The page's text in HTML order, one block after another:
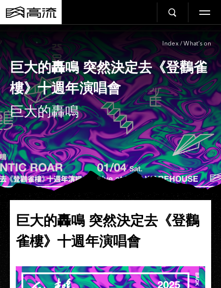
Index / What’s on
巨大的轟鳴 突然決定去《登鸛雀
樓》十週年演唱會
巨大的轟鳴
巨大的轟鳴 突然決定去《登鸛
雀樓》十週年演唱會